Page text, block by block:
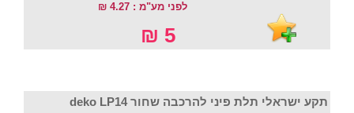
לפני מע"מ : 4.27 ₪
5 ₪
תקע ישראלי תלת פיני להרכבה שחור deko LP14